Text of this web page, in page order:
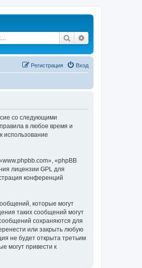
Поиск
Вход
Регистрация
со следующими
в любое время и
использование
«phpBB
лицензии GPL для
конференций
которые могут
таких сообщений могут
сохраняются для
или закрыть любую
не будет открыта третьим
могут привести к